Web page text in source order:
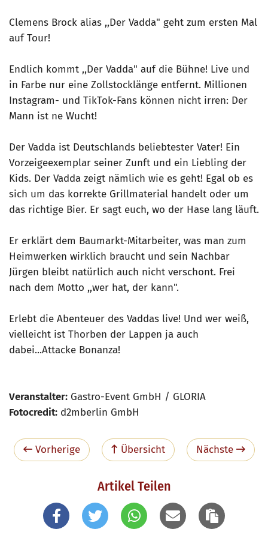
Clemens Brock alias ,,Der Vadda" geht zum ersten Mal
auf Tour!
Endlich kommt ,,Der Vadda" auf die Bühne! Live und
in Farbe nur eine Zollstocklänge entfernt. Millionen
Instagram- und TikTok-Fans können nicht irren: Der
Mann ist ne Wucht!
Der Vadda ist Deutschlands beliebtester Vater! Ein
Vorzeigeexemplar seiner Zunft und ein Liebling der
Kids. Der Vadda zeigt nämlich wie es geht! Egal ob es
sich um das korrekte Grillmaterial handelt oder um
das richtige Bier. Er sagt euch, wo der Hase lang läuft.
Er erklärt dem Baumarkt-Mitarbeiter, was man zum
Heimwerken wirklich braucht und sein Nachbar
Jürgen bleibt natürlich auch nicht verschont. Frei
nach dem Motto ,,wer hat, der kann".
Erlebt die Abenteuer des Vaddas live! Und wer weiß,
vielleicht ist Thorben der Lappen ja auch
dabei...Attacke Bonanza!
Veranstalter: Gastro-Event GmbH / GLORIA
Fotocredit: d2mberlin GmbH
Vorherige Übersicht Nächste
Artikel Teilen